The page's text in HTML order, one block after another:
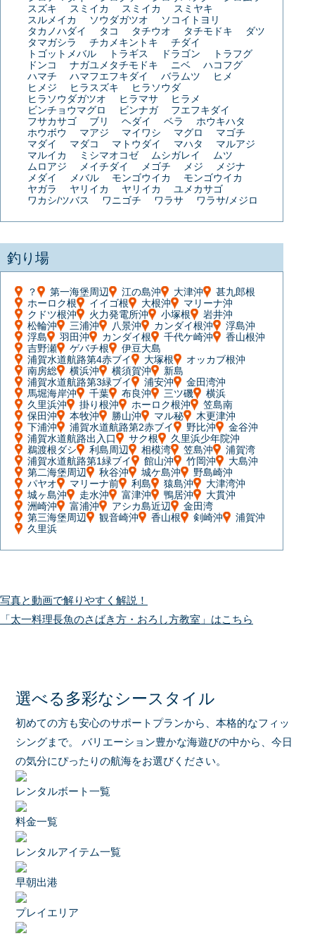
スズキ
スミイカ スミイカ
スミヤキ
スルメイカ
ソウダガツオ
ソコイトヨリ
タカノハダイ
タコ タチウオ タチモドキ
ダツ
タマガシラ
チカメキントキ
チダイ
トゴットメバル
トラギス ドラゴン
トラフグ
ドンコ
ナガユメタチモドキ ニベ
ハコフグ
ハマチ
ハマフエフキダイ バラムツ
ヒメ
ヒメジ
ヒラスズキ
ヒラソウダ
ヒラソウダガツオ
ヒラマサ
ヒラメ
ビンチョウマグロ
ビンナガ
フエフキダイ
フサカサゴ
ブリ ヘダイ ベラ
ホウキハタ
ホウボウ
マアジ マイワシ マグロ
マゴチ
マダイ
マダコ マトウダイ マハタ
マルアジ
マルイカ
ミシマオコゼ ムシガレイ
ムツ
ムロアジ
メイチダイ メゴチ メジ
メジナ
メダイ
メバル モンゴウイカ
モンゴウイカ
ヤガラ
ヤリイカ ヤリイカ
ユメカサゴ
ワカシ/ツバス
ワニゴチ ワラサ ワラサ/メジロ
釣り場
？ 第一海堡周辺 江の島沖 大津沖
甚九郎根
ホーロク根
イイゴ根 大根沖
マリーナ沖
クドツ根沖
火力発電所沖 小塚根
岩井沖
松輪沖
三浦沖 八景沖 カンダイ根沖
浮島沖
浮島
羽田沖 カンダイ根 千代ケ崎沖
香山根沖
吉野瀬
ゲバチ根
伊豆大島
浦賀水道航路第4赤ブイ
大塚根
オッカブ根沖
南房総
横浜沖 横須賀沖
新島
浦賀水道航路第3緑ブイ
浦安沖
金田湾沖
馬堀海岸沖
千葉 布良沖 三ツ磯
横浜
久里浜沖
掛り根沖 ホーロク根沖
笠島南
保田沖
本牧沖 勝山沖 マル秘
木更津沖
下浦沖
浦賀水道航路第2赤ブイ 野比沖
金谷沖
浦賀水道航路出入口
サク根
久里浜少年院沖
鵜渡根ダシ
利島周辺 相模湾 笠島沖
浦賀湾
浦賀水道航路第1緑ブイ
館山沖 竹岡沖
大島沖
第二海堡周辺
秋谷沖 城ケ島沖
野島崎沖
パヤオ
マリーナ前 利島 猿島沖
大津湾沖
城ヶ島沖
走水沖 富津沖 鴨居沖
大貫沖
洲崎沖
富浦沖 アシカ島近辺
金田湾
第三海堡周辺
観音崎沖 香山根 剣崎沖
浦賀沖
久里浜
写真と動画で解りやすく解説！
「太一料理長魚のさばき方・おろし方教室」はこちら
選べる多彩なシースタイル
初めての方も安心のサポートプランから、本格的なフィッ
シングまで。
バリエーション豊かな海遊びの中から、今日
の気分にぴったりの航海をお選びください。
レンタルボート一覧
料金一覧
レンタルアイテム一覧
早朝出港
プレイエリア